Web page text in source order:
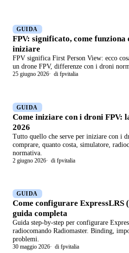
GUIDA
FPV: significato, come funziona
iniziare
FPV significa First Person View: ecco
un drone FPV, differenze con i droni
25 giugno 2026 di fpvitalia
GUIDA
Come iniziare con i droni FPV:
2026
Tutto quello che serve per iniziare con i
comprare, quanto costa, simulatore,
normativa.
2 giugno 2026 di fpvitalia
GUIDA
Come configurare ExpressLRS
guida completa
Guida step-by-step per configurare
radiocomando Radiomaster. Binding,
problemi.
30 maggio 2026 di fpvitalia